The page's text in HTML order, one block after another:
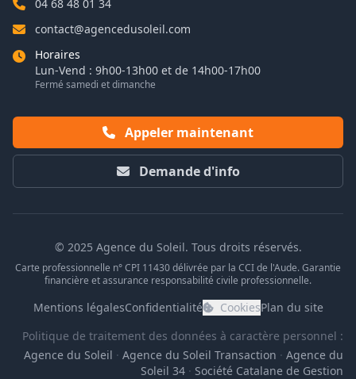
04 68 48 01 34
contact@agencedusoleil.com
Horaires
Lun-Vend : 9h00-13h00 et de 14h00-17h00
Fermé samedi et dimanche
Appeler maintenant
Demande d'info
© 2025 Agence du Soleil. Tous droits réservés.
Carte professionnelle n° CPI 11430 délivrée par la CCI de l'Aude. Garantie
financière et assurance responsabilité civile professionnelle.
Mentions légalesConfidentialité CookiesPlan du site
Politique de traitement des données à caractère personnel :
Agence du Soleil · Agence du Soleil Transaction · Agence du
Soleil 34 · Société Catalane de Gestion